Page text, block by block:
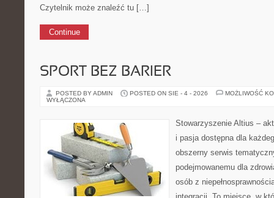
Czytelnik może znaleźć tu […]
Continue
SPORT BEZ BARIER
POSTED BY ADMIN POSTED ON SIE - 4 - 2026
MOŻLIWOŚĆ
WYŁĄCZONA
Stowarzyszenie Altius –
i pasja dostępna dla
obszerny serwis
podejmowanemu dla
osób z